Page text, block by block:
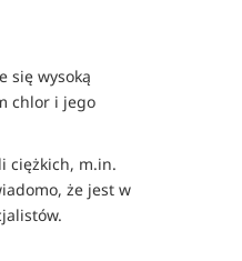
się wysoką
chlor i jego
ciężkich, m.in.
że jest w